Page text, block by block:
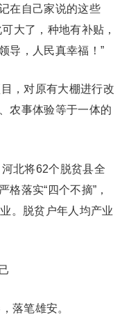
在自己家说的这些
大了，种地有补贴，
导，人民真幸福！”
，对原有大棚进行改
农事体验等于一体的
北将62个脱贫县全
落实“四个不摘”，
。脱贫户年人均产业
落笔雄安。